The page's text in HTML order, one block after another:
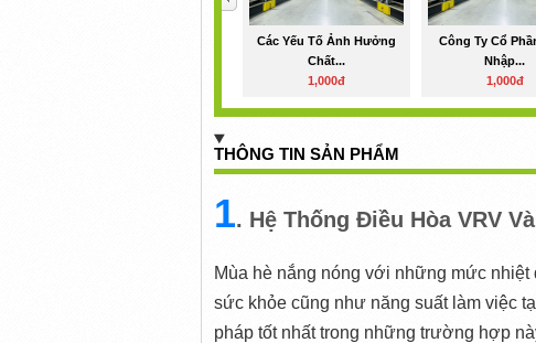
Các Yếu Tố Ảnh Hưởng
Chất...
1,000đ
Công Ty Cổ
Nhập...
1,000đ
THÔNG TIN SẢN PHẨM
1. Hệ Thống Điều Hòa VRV
Mùa hè nắng nóng với những mức
sức khỏe cũng như năng suất làm việc
pháp tốt nhất trong những trường hợp